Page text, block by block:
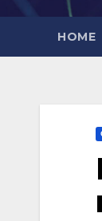
HOME